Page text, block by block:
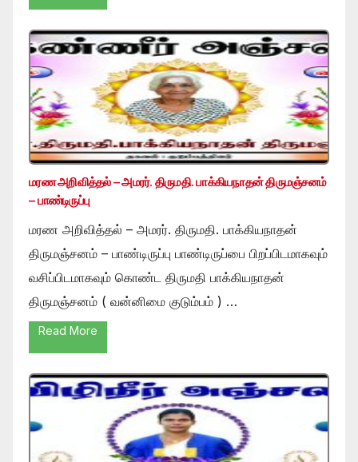
மரண அறிவித்தல் – அமரர். திருமதி. பாக்கியநாதன் திருமஞ்சனம்
– பாண்டிருப்பு
மரண அறிவித்தல் – அமரர். திருமதி. பாக்கியநாதன்
திருமஞ்சனம் – பாண்டிருப்பு பாண்டிருப்பை பிறப்பிடமாகவும்
வசிப்பிடமாகவும் கொண்ட திருமதி பாக்கியநாதன்
திருமஞ்சனம் ( வன்னிமை குடும்பம் ) …
Read More